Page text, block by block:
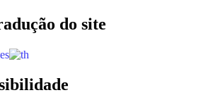
Acesso à informação
do site